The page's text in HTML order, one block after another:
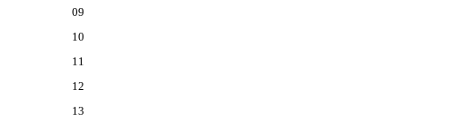
09
10
11
12
13